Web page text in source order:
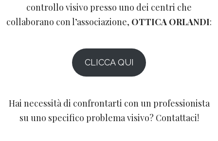
controllo visivo presso uno dei centri che
collaborano con l’associazione, OTTICA ORLANDI:
CLICCA QUI
Hai necessità di confrontarti con un professionista
su uno specifico problema visivo? Contattaci!